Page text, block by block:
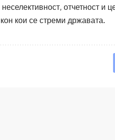
отчетност и
кои се стреми државата.